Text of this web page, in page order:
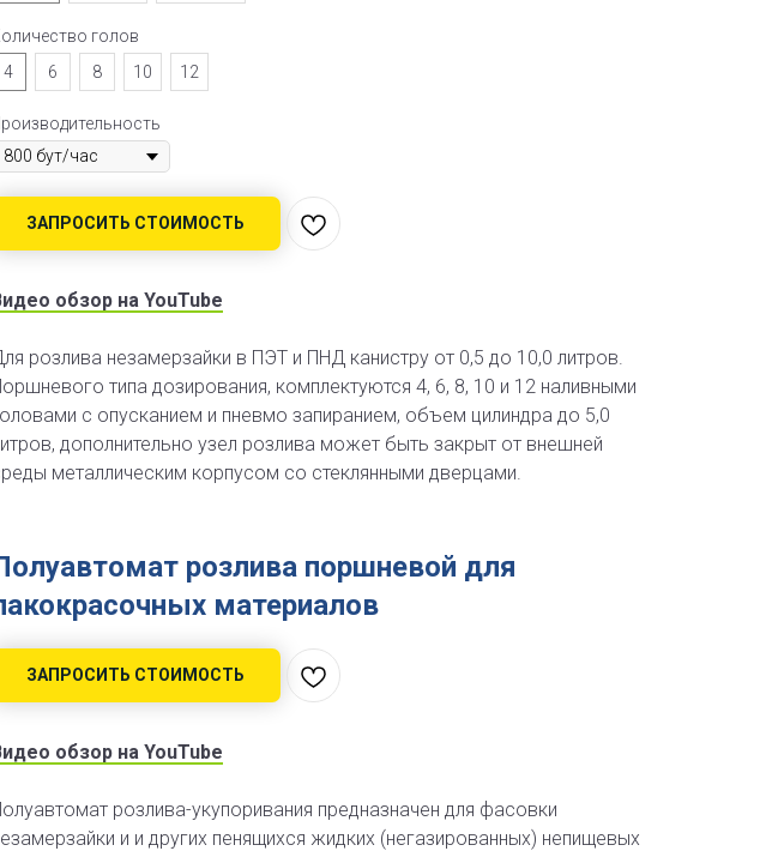
голов
4
6 8 10 12
ЗАПРОСИТЬ СТОИМОСТЬ
обзор на YouTube
розлива незамерзайки в ПЭТ и ПНД канистру от 0,5 до 10,0 литров.
типа дозирования, комплектуются 4, 6, 8, 10 и 12 наливными
с опусканием и пневмо запиранием, объем цилиндра до 5,0
дополнительно узел розлива может быть закрыт от внешней
металлическим корпусом со стеклянными дверцами.
розлива поршневой для
материалов
ЗАПРОСИТЬ СТОИМОСТЬ
обзор на YouTube
розлива-укупоривания предназначен для фасовки
и и других пенящихся жидких (негазированных) непищевых